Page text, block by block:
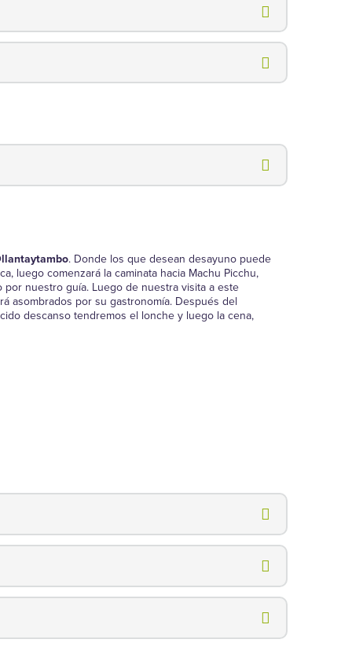
. Donde los que desean desayuno puede
luego comenzará la caminata hacia Machu Picchu,
nuestro guía. Luego de nuestra visita a este
asombrados por su gastronomía. Después del
descanso tendremos el lonche y luego la cena,